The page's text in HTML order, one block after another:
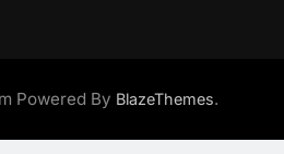
Powered By BlazeThemes.